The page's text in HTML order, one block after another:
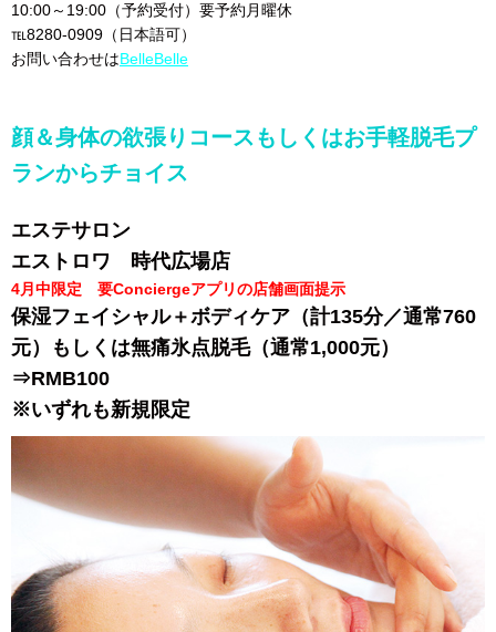
10:00～19:00（予約受付）要予約月曜休
℡8280-0909（日本語可）
お問い合わせはBelleBelle
顔＆身体の欲張りコースもしくはお手軽脱毛プ
ランからチョイス
エステサロン
エストロワ 時代広場店
4月中限定 要Conciergeアプリの店舗画面提示
保湿フェイシャル＋ボディケア（計135分／通常760
元）もしくは無痛氷点脱毛（通常1,000元）
⇒RMB100
※いずれも新規限定